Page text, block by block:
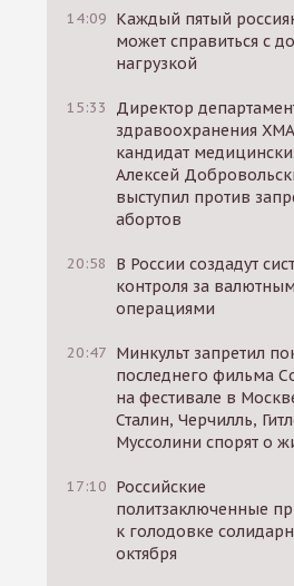
14:09 Каждый пятый
может справиться с
нагрузкой
15:33
Директор
здравоохранения
кандидат
Алексей
выступил против
абортов
20:58
В России создадут
контроля за
операциями
20:47 Минкульт запретил
последнего фильма
на фестивале в
Сталин, Черчилль,
Муссолини спорят о
17:10 Российские
политзаключенные
к голодовке
октября